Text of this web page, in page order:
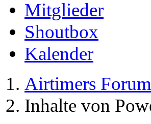
Mitglieder
Shoutbox
Kalender
Airtimers Forum
Inhalte von